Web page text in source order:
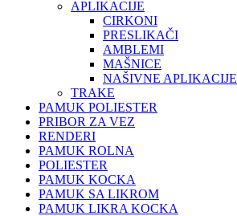
APLIKACIJE
CIRKONI
PRESLIKAČI
AMBLEMI
MAŠNICE
NAŠIVNE APLIKACIJE
TRAKE
PAMUK POLIESTER
PRIBOR ZA VEZ
RENDERI
PAMUK ROLNA
POLIESTER
PAMUK KOCKA
PAMUK SA LIKROM
PAMUK LIKRA KOCKA